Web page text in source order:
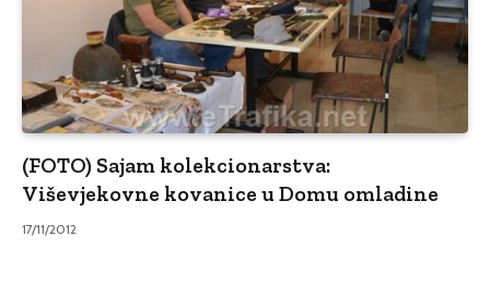
(FOTO) Sajam kolekcionarstva:
Viševjekovne kovanice u Domu omladine
17/11/2012